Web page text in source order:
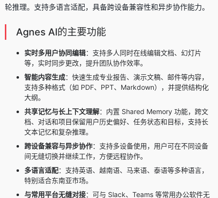
轮推理。支持多语言适配，具备跨设备兼容性和异步协作能力。
Agnes AI的主要功能
实时多用户协同编辑：支持多人同时在线编辑文档、幻灯片
等，实时同步更改，提升团队协作效率。
智能内容生成：快速生成专业报告、演示文稿、邮件等内容，
支持多种格式（如 PDF、PPT、Markdown），并提供结构化
大纲。
共享记忆与长上下文理解：内置 Shared Memory 功能，跨文
档、对话和项目保留用户历史偏好、任务状态和目标，支持长
文本记忆和复杂推理。
跨设备兼容与异步协作：支持多设备使用，用户可在不同设备
间无缝切换并继续工作，方便远程协作。
多语言适配：支持英语、越南语、马来语、泰语等多种语言，
特别适合东南亚市场。
与常用平台无缝对接：可与 Slack、Teams 等常用办公软件无